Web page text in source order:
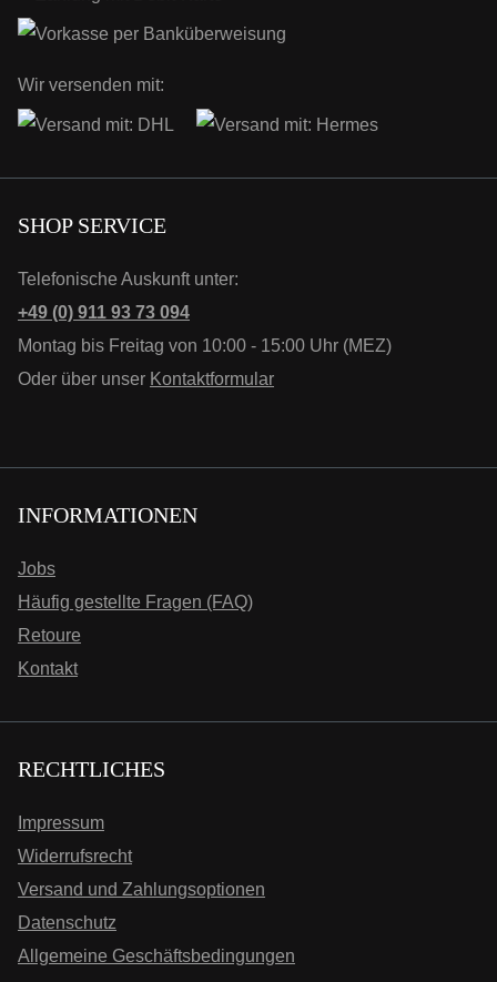
Wir versenden mit:
SHOP SERVICE
Telefonische Auskunft unter:
+49 (0) 911 93 73 094
Montag bis Freitag von 10:00 - 15:00 Uhr (MEZ)
Oder über unser Kontaktformular
INFORMATIONEN
Jobs
Häufig gestellte Fragen (FAQ)
Retoure
Kontakt
RECHTLICHES
Impressum
Widerrufsrecht
Versand und Zahlungsoptionen
Datenschutz
Allgemeine Geschäftsbedingungen